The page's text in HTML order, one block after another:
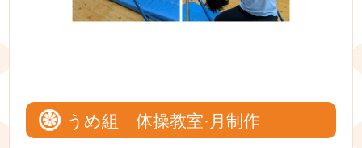
うめ組 体操教室·月制作